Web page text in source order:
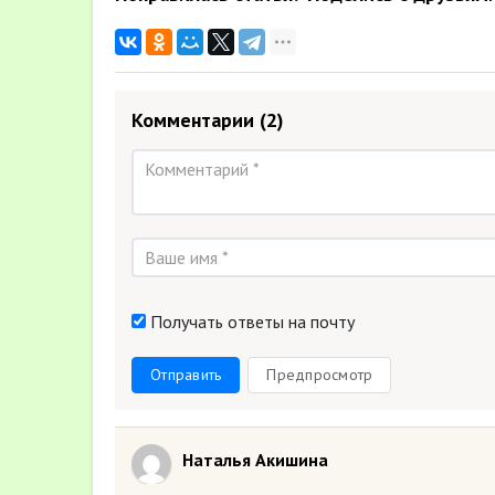
Комментарии (2)
Получать ответы на почту
Отправить Предпросмотр
Наталья Акишина